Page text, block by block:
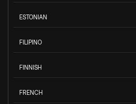
ESTONIAN
FILIPINO
FINNISH
FRENCH